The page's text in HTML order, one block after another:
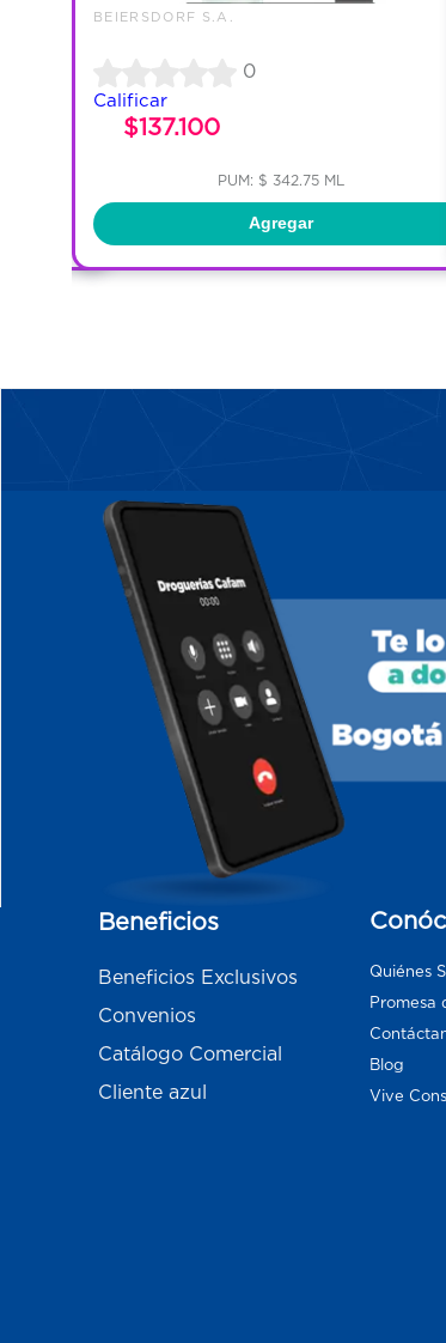
BEIERSDORF S.A.
0
Calificar
$137.100
PUM: $ 342.75 ML
Agregar
Beneficios
Beneficios Exclusivos
Convenios
Catálogo Comercial
Cliente azul
Quiénes
Promesa
Blog
Vive